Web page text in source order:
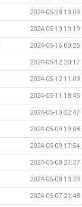
2024-05-23 13:09
2024-05-19 19:19
2024-05-16 00:25
2024-05-12 20:17
2024-05-12 11:09
2024-05-11 18:45
2024-05-10 22:47
2024-05-09 19:08
2024-05-09 17:54
2024-05-08 21:37
2024-05-08 13:23
2024-05-07 21:48